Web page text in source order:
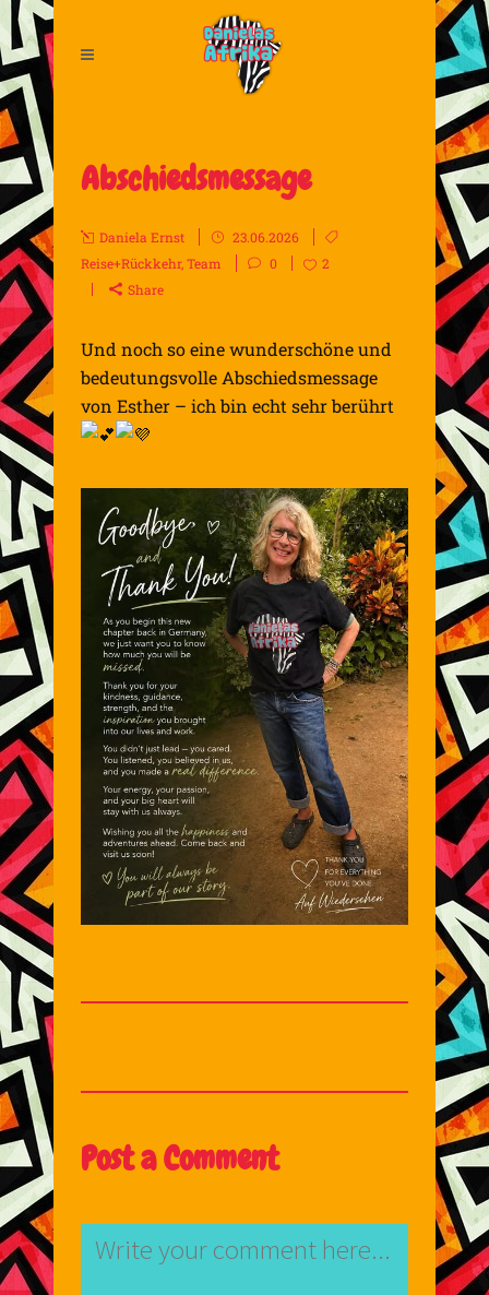
Abschiedsmessage
Daniela Ernst
23.06.2026
Reise+Rückkehr,Team 0
2
Share
Und noch so eine wunderschöne und
bedeutungsvolle Abschiedsmessage
von Esther – ich bin echt sehr berührt
Post a Comment